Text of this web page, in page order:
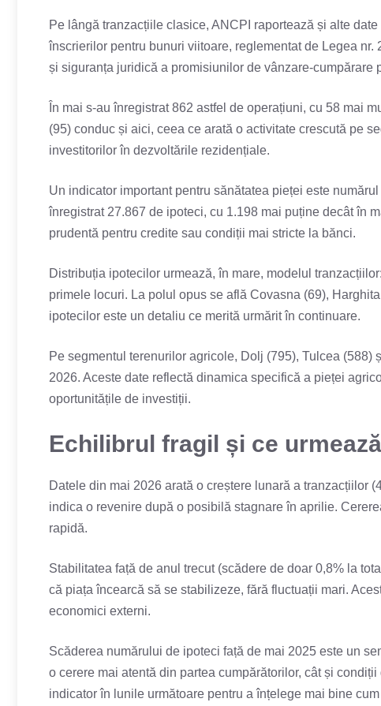
Pe lângă tranzacțiile clasice, ANCPI raportează și alte
înscrierilor pentru bunuri viitoare, reglementat de Legea
și siguranța juridică a promisiunilor de vânzare-cumpărare
În mai s-au înregistrat 862 astfel de operațiuni, cu 58 mai
(95) conduc și aici, ceea ce arată o activitate crescută pe
investitorilor în dezvoltările rezidențiale.
Un indicator important pentru sănătatea pieței este
înregistrat 27.867 de ipoteci, cu 1.198 mai puține decât în
prudentă pentru credite sau condiții mai stricte la bănci.
Distribuția ipotecilor urmează, în mare, modelul
primele locuri. La polul opus se află Covasna (69),
ipotecilor este un detaliu ce merită urmărit în continuare.
Pe segmentul terenurilor agricole, Dolj (795), Tulcea
2026. Aceste date reflectă dinamica specifică a pieței
oportunitățile de investiții.
Echilibrul fragil și ce
Datele din mai 2026 arată o creștere lunară a tranzacțiilor
indica o revenire după o posibilă stagnare în aprilie.
rapidă.
Stabilitatea față de anul trecut (scădere de doar 0,8% la
că piața încearcă să se stabilizeze, fără fluctuații mari.
economici externi.
Scăderea numărului de ipoteci față de mai 2025 este un
o cerere mai atentă din partea cumpărătorilor, cât și
indicator în lunile următoare pentru a înțelege mai bine